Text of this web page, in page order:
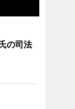
の司法